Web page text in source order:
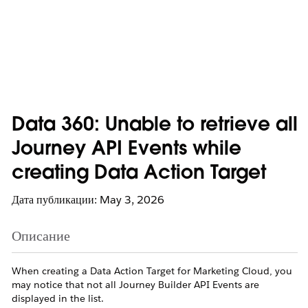
Data 360: Unable to retrieve all
Journey API Events while
creating Data Action Target
Дата публикации: May 3, 2026
Описание
When creating a Data Action Target for Marketing Cloud, you
may notice that not all Journey Builder API Events are
displayed in the list.